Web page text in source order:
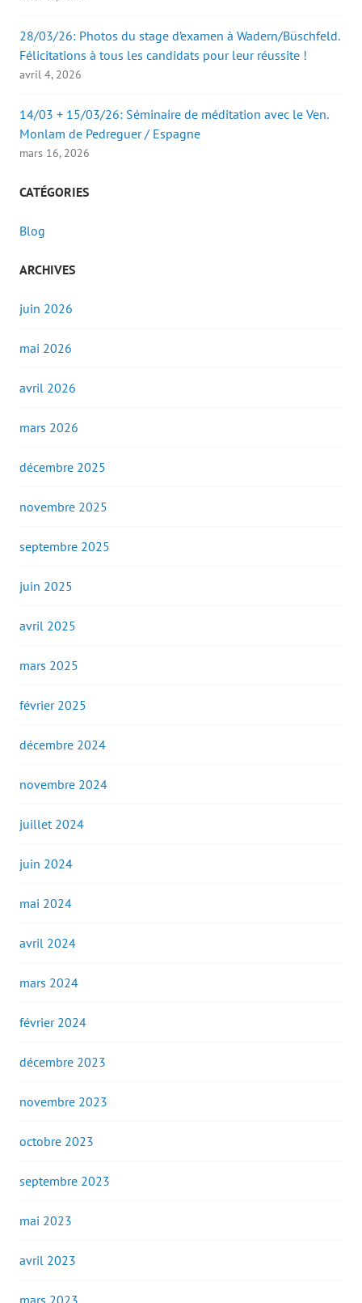
28/03/26: Photos du stage d’examen à Wadern/Büschfeld.
Félicitations à tous les candidats pour leur réussite !
avril 4, 2026
14/03 + 15/03/26: Séminaire de méditation avec le Ven.
Monlam de Pedreguer / Espagne
mars 16, 2026
CATÉGORIES
Blog
ARCHIVES
juin 2026
mai 2026
avril 2026
mars 2026
décembre 2025
novembre 2025
septembre 2025
juin 2025
avril 2025
mars 2025
février 2025
décembre 2024
novembre 2024
juillet 2024
juin 2024
mai 2024
avril 2024
mars 2024
février 2024
décembre 2023
novembre 2023
octobre 2023
septembre 2023
mai 2023
avril 2023